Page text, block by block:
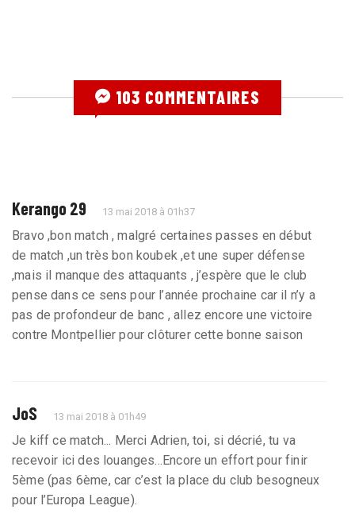
103 COMMENTAIRES
Kerango 29 13 mai 2018 à 01h37
Bravo ,bon match , malgré certaines passes en début
de match ,un très bon koubek ,et une super défense
,mais il manque des attaquants , j’espère que le club
pense dans ce sens pour l’année prochaine car il n’y a
pas de profondeur de banc , allez encore une victoire
contre Montpellier pour clôturer cette bonne saison
JoS 13 mai 2018 à 01h49
Je kiff ce match... Merci Adrien, toi, si décrié, tu va
recevoir ici des louanges...Encore un effort pour finir
5ème (pas 6ème, car c’est la place du club besogneux
pour l’Europa League).